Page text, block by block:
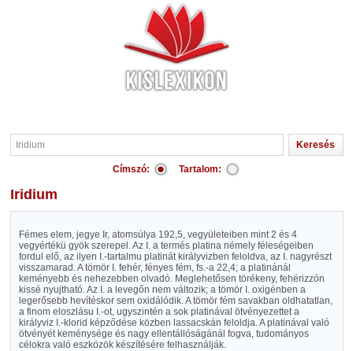
Címszó: Tartalom:
Iridium
Fémes elem, jegye Ir, atomsúlya 192,5, vegyületeiben mint 2 és 4
vegyértékü gyök szerepel. Az I. a termés platina némely féleségeiben
fordul elő, az ilyen I.-tartalmu platinát királyvizben feloldva, az I. nagyrészt
visszamarad. A tömör I. fehér, fényes fém, fs.-a 22,4; a platinánál
keményebb és nehezebben olvadó. Meglehetősen törékeny, fehérizzón
kissé nyujtható. Az I. a levegőn nem változik; a tömör I. oxigénben a
legerősebb hevítéskor sem oxidálódik. A tömör fém savakban oldhatatlan,
a finom eloszlásu I.-ot, ugyszintén a sok platinával ötvényezettet a
királyviz I.-klorid képződése közben lassacskán feloldja. A platinával való
ötvényét keménysége és nagy ellentállóságánál fogva, tudományos
célokra való eszközök készítésére felhasználják.